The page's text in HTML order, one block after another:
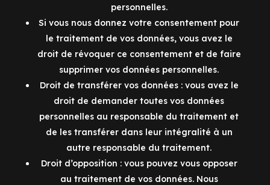
personnelles.
Si vous nous donnez votre consentement pour
le traitement de vos données, vous avez le
droit de révoquer ce consentement et de faire
supprimer vos données personnelles.
Droit de transférer vos données : vous avez le
droit de demander toutes vos données
personnelles au responsable du traitement et
de les transférer dans leur intégralité à un
autre responsable du traitement.
Droit d’opposition : vous pouvez vous opposer
au traitement de vos données. Nous